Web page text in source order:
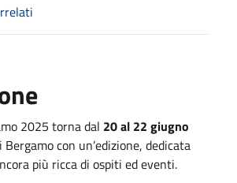
2025 torna dal 20 al 22 giugno
Bergamo con un’edizione, dedicata
più ricca di ospiti ed eventi.